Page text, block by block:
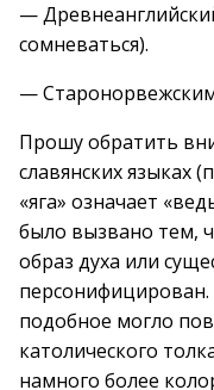
—
сомневаться).
— Старонорвежским
Прошу обратить
славянских языках
«яга» означает
было вызвано тем,
образ духа или
персонифицирован.
подобное могло
католического
намного более